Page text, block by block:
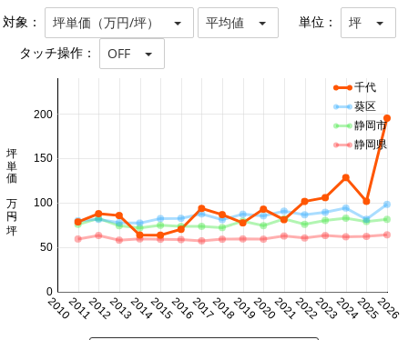
対象： 坪単価（万円/坪） 平均値 単位： 坪
タッチ操作： OFF
20102011201220132014201520162017201820192020202120222023202420252026
0
50
100
150
200
坪単価 万円/坪
千代
葵区
静岡市
静岡県